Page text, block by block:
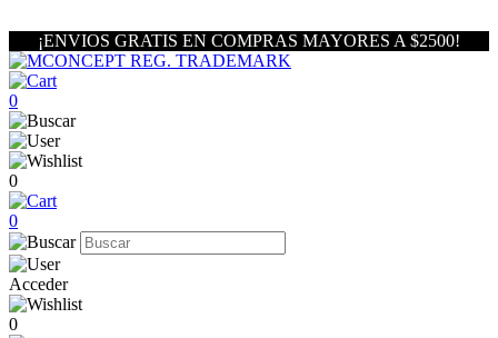
¡ENVIOS GRATIS EN COMPRAS MAYORES A $2500!
0
0
0
Acceder
0